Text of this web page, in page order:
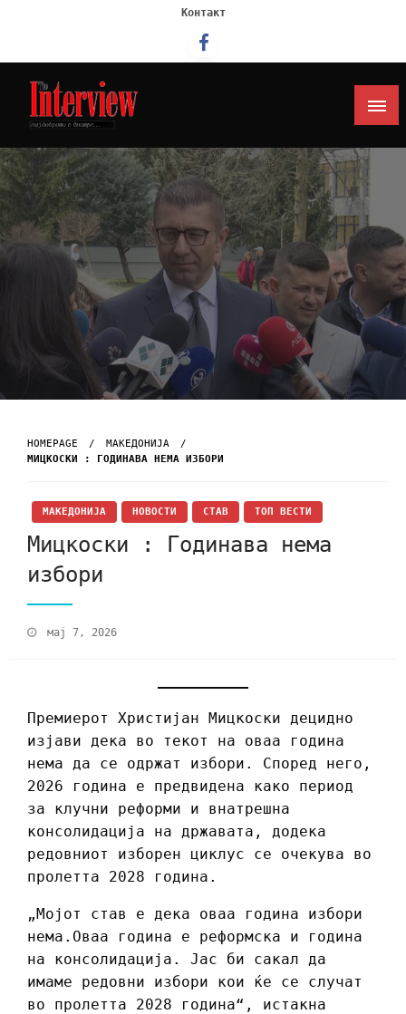
Контакт
Интервју
HOMEPAGE
МАКЕДОНИЈА
МИЦКОСКИ : ГОДИНАВА НЕМА ИЗБОРИ
МАКЕДОНИЈА НОВОСТИ СТАВ ТОП ВЕСТИ
Мицкоски : Годинава нема
избори
мај 7, 2026
Премиерот Христијан Мицкоски децидно
изјави дека во текот на оваа година
нема да се одржат избори. Според него,
2026 година е предвидена како период
за клучни реформи и внатрешна
консолидација на државата, додека
редовниот изборен циклус се очекува во
пролетта 2028 година.
„Мојот став е дека оваа година избори
нема.Оваа година е реформска и година
на консолидација. Јас би сакал да
имаме редовни избори кои ќе се случат
во пролетта 2028 година“, истакна